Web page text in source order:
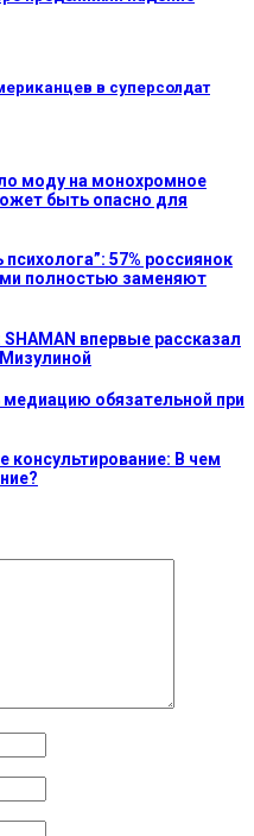
в суперсолдат
моду на монохромное
быть опасно для
57% россиянок
полностью заменяют
впервые рассказал
обязательной при
консультирование: В чем